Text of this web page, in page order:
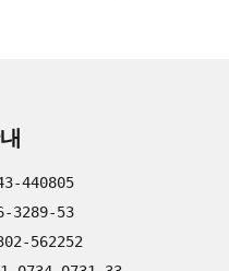
440805
3289-53
562252